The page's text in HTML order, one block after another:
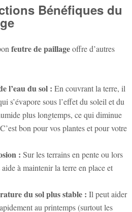
Bénéfiques du
feutre de paillageoffre d’autres
l’eau du sol : En couvrant la terre, il
s’évapore sous l’effet du soleil et du
plus longtemps, ce qui diminue
bon pour vos plantes et pour votre
: Sur les terrains en pente ou lors
à maintenir la terre en place et
du sol plus stable : Il peut aider
au printemps (surtout les